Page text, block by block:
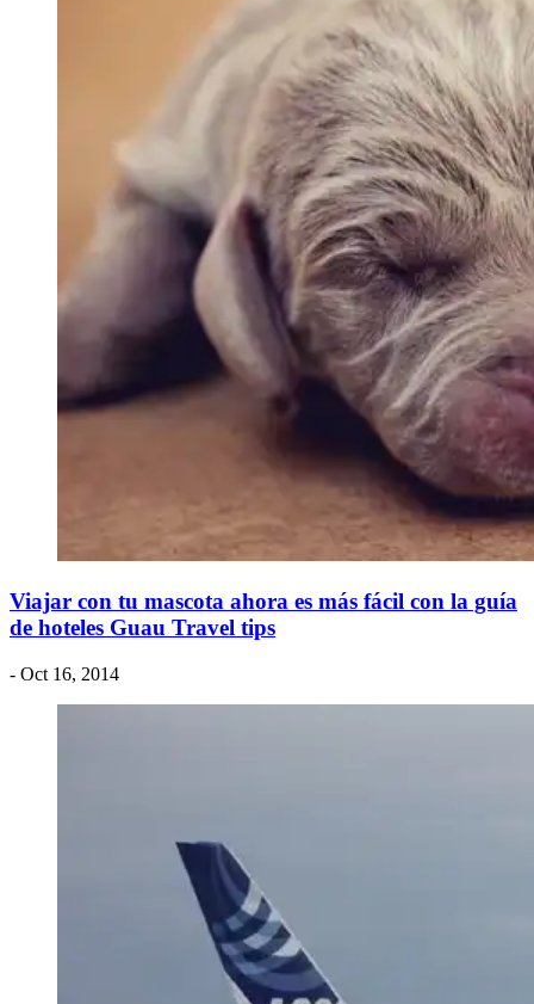
Viajar con tu mascota ahora es más fácil con la guía
de hoteles Guau Travel tips
- Oct 16, 2014